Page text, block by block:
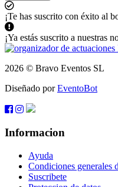
¡Te has suscrito con éxito al
¡Ya estás suscrito a nuestras
2026 © Bravo Eventos SL
Diseñado porEventoBot
Informacion
Ayuda
Condiciones generales
Suscribete